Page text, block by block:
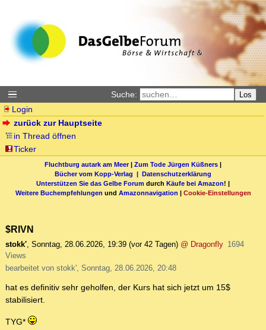
Suche: Los
Login
zurück zur Hauptseite
in Thread öffnen
Ticker
Fluchtburg autark am Meer| Zum Tode Jürgen Küßners |
Bücher vom Kopp-Verlag | Datenschutzerklärung
Unterstützen Sie das Gelbe Forum durch Käufe bei Amazon! |
Weitere Buchempfehlungen und Amazonnavigation | Cookie-Einstellungen
$RIVN
stokk', Sonntag, 28.06.2026, 19:39 (vor 42 Tagen) @ Dragonfly 1694
Views
bearbeitet von stokk', Sonntag, 28.06.2026, 20:48
hat es definitiv sehr geholfen, der Kurs hat sich jetzt um 15$
stabilisiert.
TYG*